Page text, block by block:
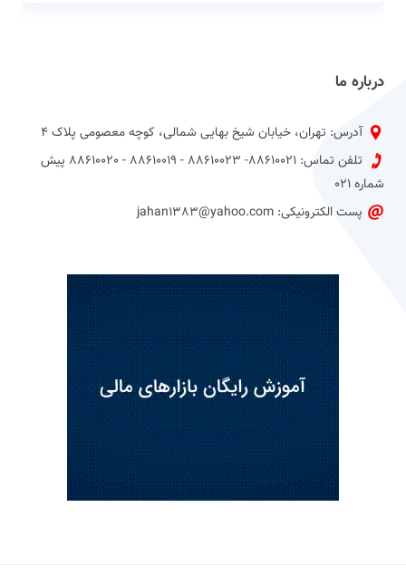
درباره ما
آدرس: تهران، خیابان شیخ بهایی شمالی، کوچه معصومی پلاک 4
تلفن تماس: 88610021- 88610023 - 88610019 - 88610020 پیش
شماره 021
پست الکترونیکی: jahan1383@yahoo.com